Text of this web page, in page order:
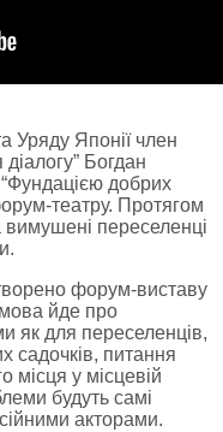
Уряду Японії член
діалогу” Богдан
“Фундацією добрих
театру. Протягом
вимушені переселенці
форум-виставу
йде про
як для переселенців,
садочків, питання
місця у місцевій
будуть самі
акторами.